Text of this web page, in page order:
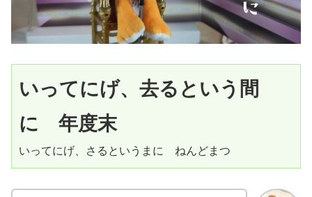
いってにげ、去るという間
に　年度末
いってにげ、さるというまに　ねんどまつ